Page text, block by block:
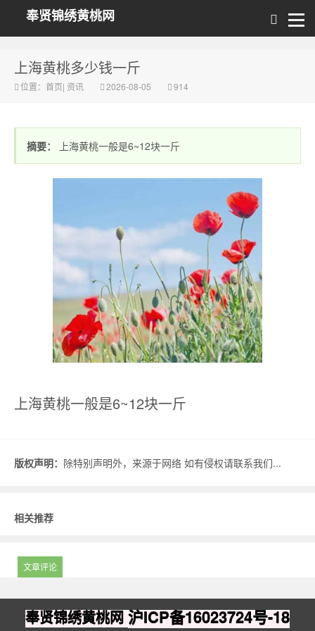
奉贤锦绣黄桃网
上海黄桃多少钱一斤
位置： 首页| 资讯 2026-08-05 914
摘要： 上海黄桃一般是6~12块一斤
上海黄桃一般是6~12块一斤
版权声明： 除特别声明外，来源于网络 如有侵权请联系我们...
相关推荐
文章评论
奉贤锦绣黄桃网 沪ICP备16023724号-18